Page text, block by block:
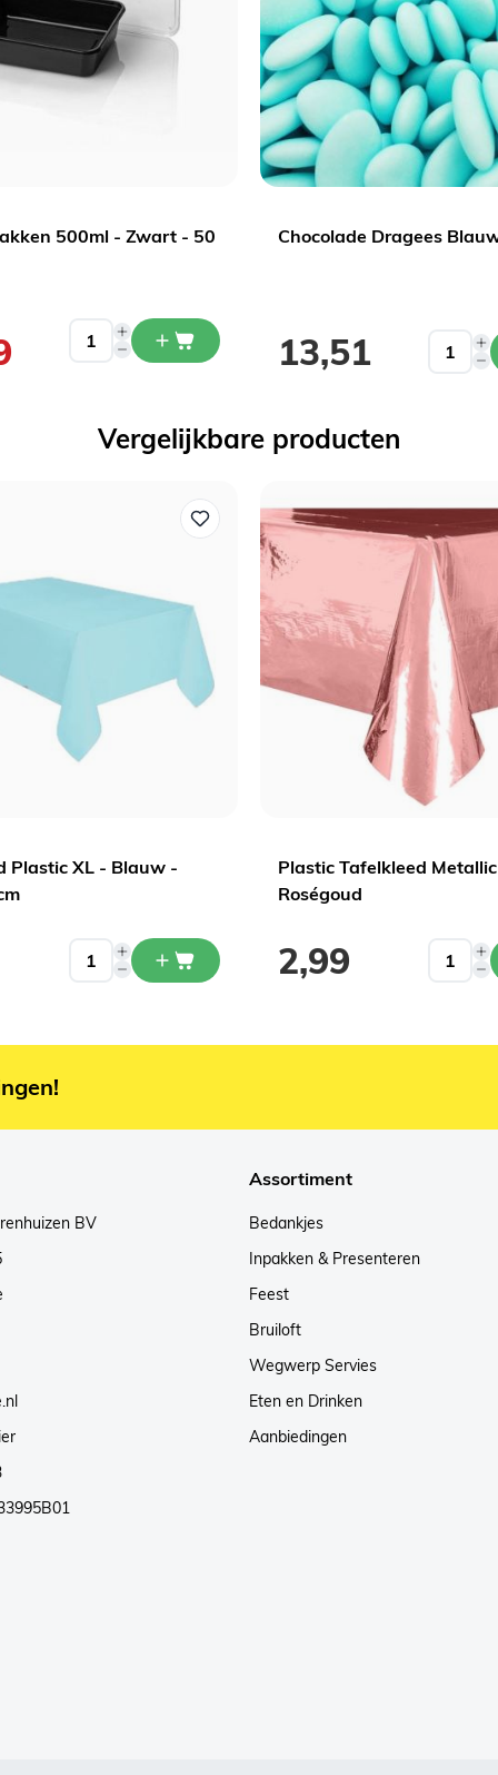
500ml - Zwart - 50
Chocolade Dragees
13,51
Vergelijkbare producten
Plastic XL - Blauw -
Plastic Tafelkleed Metallic
Roségoud
2,99
BV
Assortiment
Bedankjes
Inpakken & Presenteren
Feest
Bruiloft
Wegwerp Servies
Eten en Drinken
Aanbiedingen